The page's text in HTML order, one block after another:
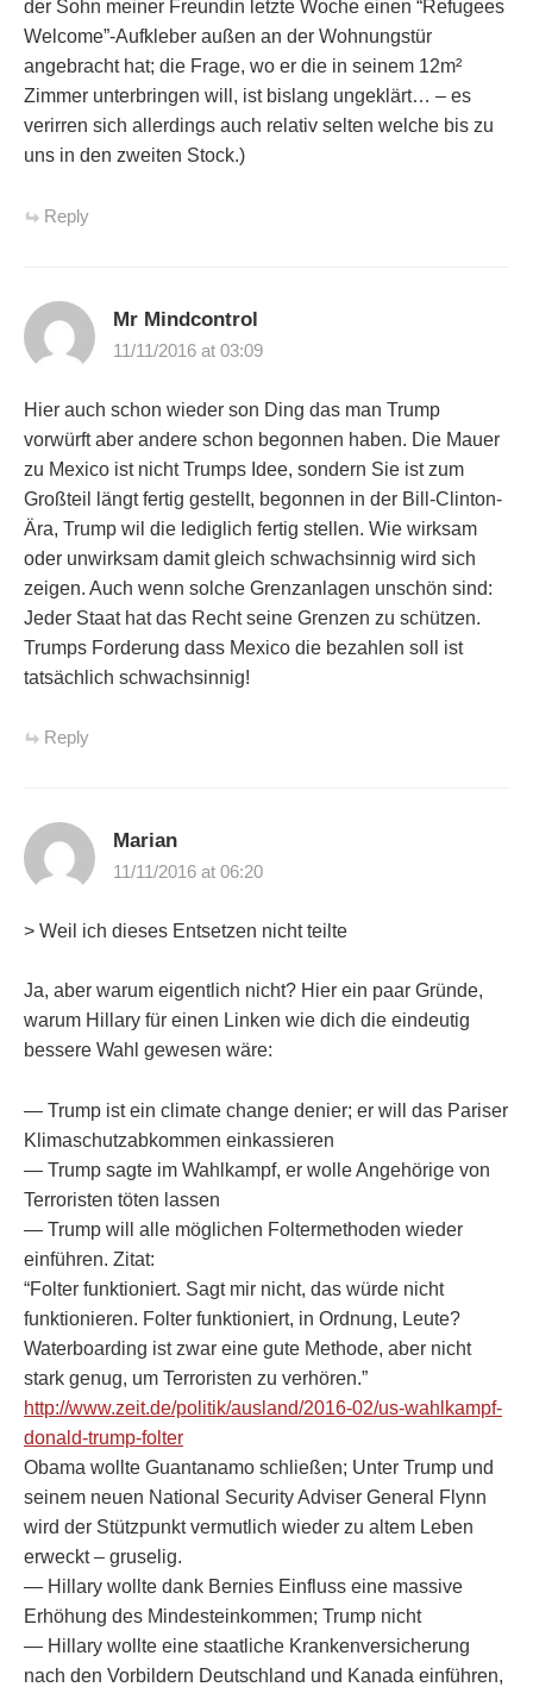
der Sohn meiner Freundin letzte Woche einen “Refugees
Welcome”-Aufkleber außen an der Wohnungstür
angebracht hat; die Frage, wo er die in seinem 12m²
Zimmer unterbringen will, ist bislang ungeklärt… – es
verirren sich allerdings auch relativ selten welche bis zu
uns in den zweiten Stock.)
Reply
Mr Mindcontrol
11/11/2016 at 03:09
Hier auch schon wieder son Ding das man Trump
vorwürft aber andere schon begonnen haben. Die Mauer
zu Mexico ist nicht Trumps Idee, sondern Sie ist zum
Großteil längt fertig gestellt, begonnen in der Bill-Clinton-
Ära, Trump wil die lediglich fertig stellen. Wie wirksam
oder unwirksam damit gleich schwachsinnig wird sich
zeigen. Auch wenn solche Grenzanlagen unschön sind:
Jeder Staat hat das Recht seine Grenzen zu schützen.
Trumps Forderung dass Mexico die bezahlen soll ist
tatsächlich schwachsinnig!
Reply
Marian
11/11/2016 at 06:20
> Weil ich dieses Entsetzen nicht teilte
Ja, aber warum eigentlich nicht? Hier ein paar Gründe,
warum Hillary für einen Linken wie dich die eindeutig
bessere Wahl gewesen wäre:
— Trump ist ein climate change denier; er will das Pariser
Klimaschutzabkommen einkassieren
— Trump sagte im Wahlkampf, er wolle Angehörige von
Terroristen töten lassen
— Trump will alle möglichen Foltermethoden wieder
einführen. Zitat:
“Folter funktioniert. Sagt mir nicht, das würde nicht
funktionieren. Folter funktioniert, in Ordnung, Leute?
Waterboarding ist zwar eine gute Methode, aber nicht
stark genug, um Terroristen zu verhören.”
http://www.zeit.de/politik/ausland/2016-02/us-wahlkampf-
donald-trump-folter
Obama wollte Guantanamo schließen; Unter Trump und
seinem neuen National Security Adviser General Flynn
wird der Stützpunkt vermutlich wieder zu altem Leben
erweckt – gruselig.
— Hillary wollte dank Bernies Einfluss eine massive
Erhöhung des Mindesteinkommen; Trump nicht
— Hillary wollte eine staatliche Krankenversicherung
nach den Vorbildern Deutschland und Kanada einführen,